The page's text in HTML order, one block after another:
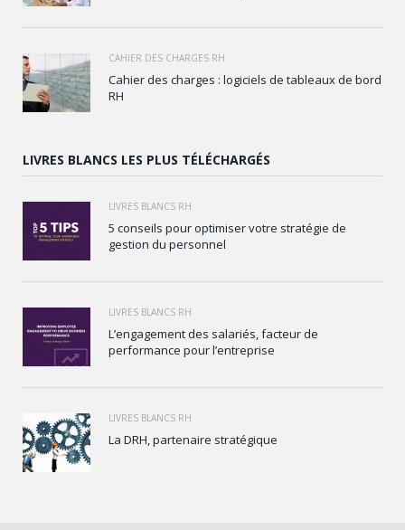
CAHIER DES CHARGES RH
Cahier des charges : logiciels de tableaux de bord
RH
LIVRES BLANCS LES PLUS TÉLÉCHARGÉS
LIVRES BLANCS RH
5 conseils pour optimiser votre stratégie de
gestion du personnel
LIVRES BLANCS RH
L’engagement des salariés, facteur de
performance pour l’entreprise
LIVRES BLANCS RH
La DRH, partenaire stratégique